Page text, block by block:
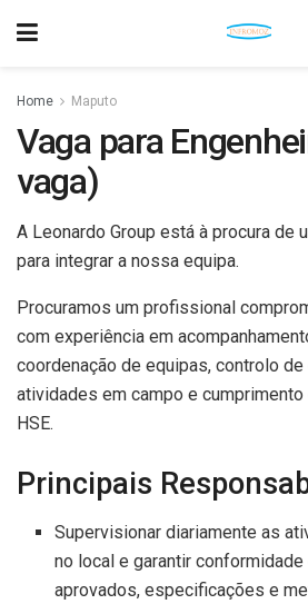
Home Maputo
Vaga para
vaga)
A Leonardo Group está à procura de
para integrar a nossa equipa.
Procuramos um profissional
com experiência em
coordenação de equipas, controlo
atividades em campo e
HSE.
Principais
Supervisionar diariamente as
no local e garantir
aprovados, especificações e